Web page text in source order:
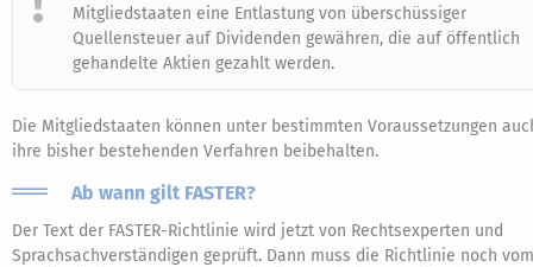
Mitgliedstaaten eine Entlastung von überschüssiger
Quellensteuer auf Dividenden gewähren, die auf öffentlich
gehandelte Aktien gezahlt werden.
Die Mitgliedstaaten können unter bestimmten Voraussetzungen
ihre bisher bestehenden Verfahren beibehalten.
Ab wann gilt FASTER?
Der Text der FASTER-Richtlinie wird jetzt von Rechtsexperten und
Sprachsachverständigen geprüft. Dann muss die Richtlinie noch vom